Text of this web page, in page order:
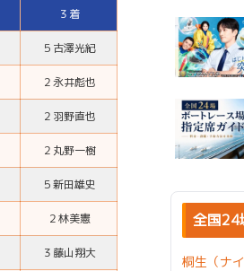
３着
５ 古澤光紀
２永井彪也
２ 羽野直也
２ 丸野一樹
５新田雄史
２林美憲
３ 藤山翔大
全国24
桐生（ナイ